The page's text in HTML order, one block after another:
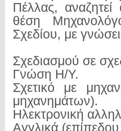
Πέλλας,
θέση
Σχεδίου, με
Σχεδιασμού σε
Γνώση Η/Υ.
Σχετικό με
μηχανημάτων).
Ηλεκτρονική
Αγγλικά